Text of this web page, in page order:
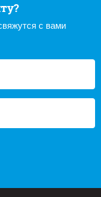
с вами